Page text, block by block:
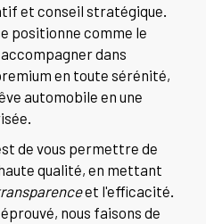
et conseil stratégique.
positionne comme le
dans
en toute sérénité,
automobile en une
de vous permettre de
qualité, en mettant
et l'efficacité.
nous faisons de